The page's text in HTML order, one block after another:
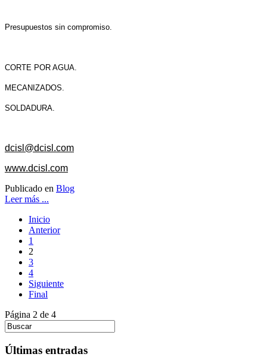
Presupuestos sin compromiso.
CORTE POR AGUA.
MECANIZADOS.
SOLDADURA.
dcisl@dcisl.com
www.dcisl.com
Publicado en Blog
Leer más ...
Inicio
Anterior
1
2
3
4
Siguiente
Final
Página 2 de 4
Últimas entradas